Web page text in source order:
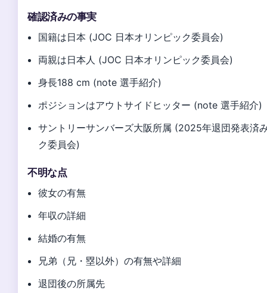
確認済みの事実
国籍は日本 (JOC 日本オリンピック委員会)
両親は日本人 (JOC 日本オリンピック委員会)
身長188 cm (note 選手紹介)
ポジションはアウトサイドヒッター (note 選手紹介)
サントリーサンバーズ大阪所属 (2025年退団発表済
ク委員会)
不明な点
彼女の有無
年収の詳細
結婚の有無
兄弟（兄・塁以外）の有無や詳細
退団後の所属先